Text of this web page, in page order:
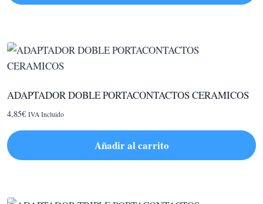
ADAPTADOR DOBLE PORTACONTACTOS CERAMICOS
4,85€ IVA Incluido
Añadir al carrito